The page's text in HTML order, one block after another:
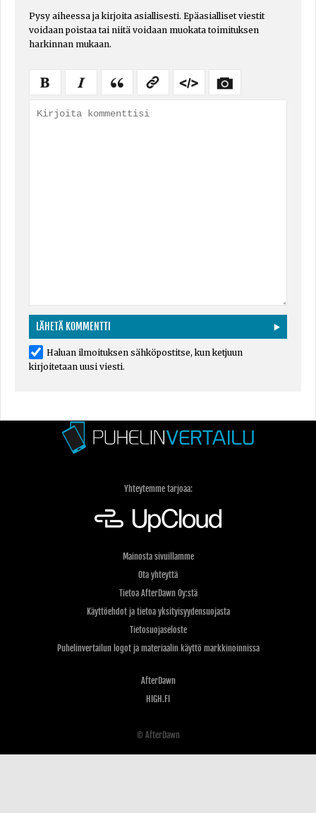
Pysy aiheessa ja kirjoita asiallisesti. Epäasialliset viestit
voidaan poistaa tai niitä voidaan muokata toimituksen
harkinnan mukaan.
Haluan ilmoituksen sähköpostitse, kun ketjuun
kirjoitetaan uusi viesti.
Yhteytemme tarjoaa:
Mainosta sivuillamme
Ota yhteyttä
Tietoa AfterDawn Oy:stä
Käyttöehdot ja tietoa yksityisyydensuojasta
Tietosuojaseloste
Puhelinvertailun logot ja materiaalin käyttö markkinoinnissa
AfterDawn
HIGH.FI
© AfterDawn